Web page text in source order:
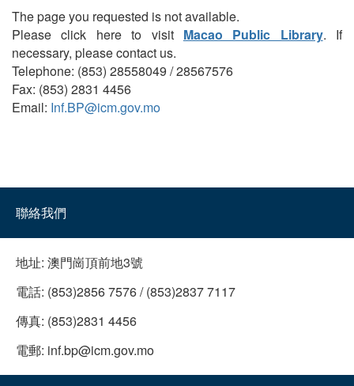
The page you requested is not available.
Please click here to visit Macao Public Library. If
necessary, please contact us.
Telephone: (853) 28558049 / 28567576
Fax: (853) 2831 4456
Email: Inf.BP@icm.gov.mo
聯絡我們
地址: 澳門崗頂前地3號
電話: (853)2856 7576 / (853)2837 7117
傳真: (853)2831 4456
電郵: inf.bp@icm.gov.mo